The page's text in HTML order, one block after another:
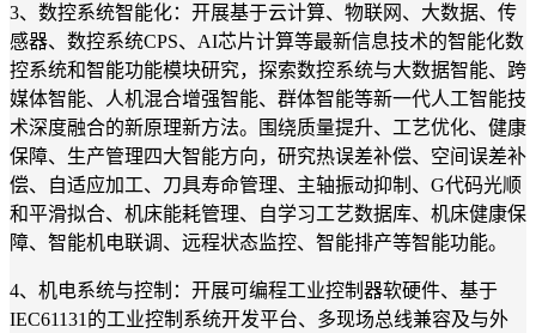
3、数控系统智能化：开展基于云计算、物联网、大数据、传
感器、数控系统CPS、AI芯片计算等最新信息技术的智能化数
控系统和智能功能模块研究，探索数控系统与大数据智能、跨
媒体智能、人机混合增强智能、群体智能等新一代人工智能技
术深度融合的新原理新方法。围绕质量提升、工艺优化、健康
保障、生产管理四大智能方向，研究热误差补偿、空间误差补
偿、自适应加工、刀具寿命管理、主轴振动抑制、G代码光顺
和平滑拟合、机床能耗管理、自学习工艺数据库、机床健康保
障、智能机电联调、远程状态监控、智能排产等智能功能。
4、机电系统与控制：开展可编程工业控制器软硬件、基于
IEC61131 的工业控制系统开发平台、多现场总线兼容及与外